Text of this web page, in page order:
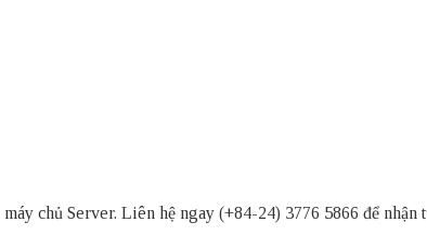
máy chủ Server. Liên hệ ngay (+84-24) 3776 5866 để nhận